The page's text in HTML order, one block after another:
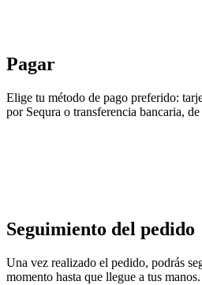
Pagar
Elige tu método de pago preferido:
por Sequra o transferencia bancaria,
Seguimiento del pedido
Una vez realizado el pedido, podrás
momento hasta que llegue a tus manos.